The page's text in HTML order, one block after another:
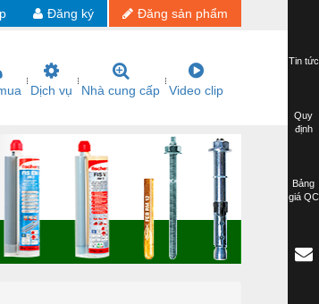
Đăng sản phẩm
Đăng ký
Dịch vụ Nhà cung cấp Video clip
Tin tức
Quy
định
Bảng
giá QC